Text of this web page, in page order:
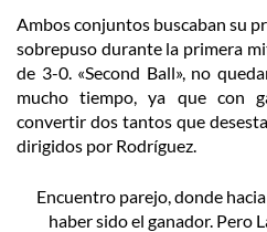
Ambos conjuntos buscaban su
sobrepuso durante la primera
de 3-0. «Second Ball», no
mucho tiempo, ya que con
convertir dos tantos que
dirigidos por Rodríguez.
Encuentro parejo, donde
haber sido el ganador. Pero